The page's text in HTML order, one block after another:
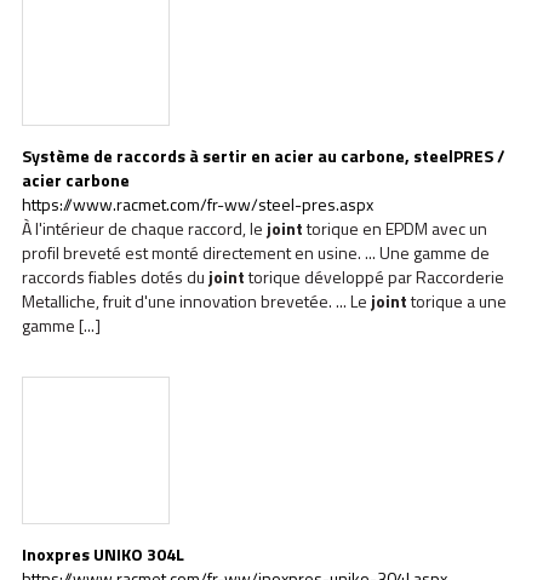
Système de raccords à sertir en acier au carbone, steelPRES /
acier carbone
https://www.racmet.com/fr-ww/steel-pres.aspx
À l'intérieur de chaque raccord, le jointtorique en EPDM avec un
profil breveté est monté directement en usine. ... Une gamme de
raccords fiables dotés du jointtorique développé par Raccorderie
Metalliche, fruit d'une innovation brevetée. ... Le jointtorique a une
gamme [...]
Inoxpres UNIKO 304L